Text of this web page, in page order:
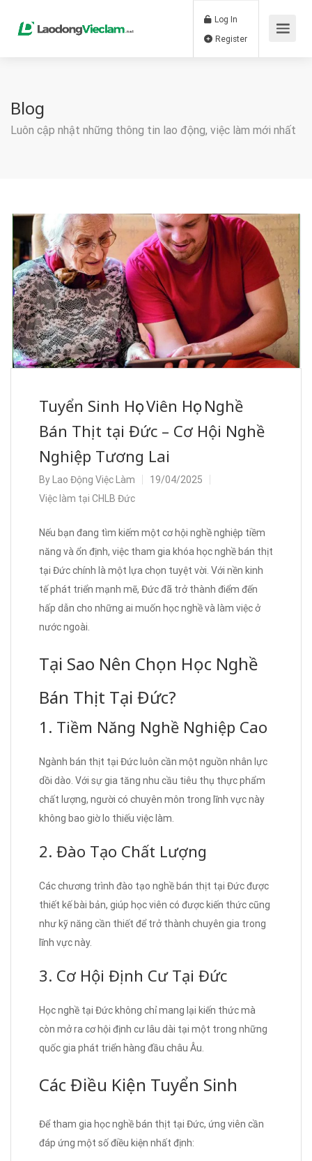
Log In
Blog
Luôn cập nhật những thông tin lao động, việc làm mới nhất
Tuyển Sinh Học Viên Học Nghề
Bán Thịt tại Đức – Cơ Hội Nghề
Nghiệp Tương Lai
By Lao Động Việc Làm
19/04/2025
Việc làm tại CHLB Đức
Nếu bạn đang tìm kiếm một cơ hội nghề nghiệp tiềm
năng và ổn định, việc tham gia khóa học nghề bán thịt
tại Đức chính là một lựa chọn tuyệt vời. Với nền kinh
tế phát triển mạnh mẽ, Đức đã trở thành điểm đến
hấp dẫn cho những ai muốn học nghề và làm việc ở
nước ngoài.
Tại Sao Nên Chọn Học Nghề
Bán Thịt Tại Đức?
1. Tiềm Năng Nghề Nghiệp Cao
Ngành bán thịt tại Đức luôn cần một nguồn nhân lực
dồi dào. Với sự gia tăng nhu cầu tiêu thụ thực phẩm
chất lượng, người có chuyên môn trong lĩnh vực này
không bao giờ lo thiếu việc làm.
2. Đào Tạo Chất Lượng
Các chương trình đào tạo nghề bán thịt tại Đức được
thiết kế bài bản, giúp học viên có được kiến thức cũng
như kỹ năng cần thiết để trở thành chuyên gia trong
lĩnh vực này.
3. Cơ Hội Định Cư Tại Đức
Học nghề tại Đức không chỉ mang lại kiến thức mà
còn mở ra cơ hội định cư lâu dài tại một trong những
quốc gia phát triển hàng đầu châu Âu.
Các Điều Kiện Tuyển Sinh
Để tham gia học nghề bán thịt tại Đức, ứng viên cần
đáp ứng một số điều kiện nhất định: